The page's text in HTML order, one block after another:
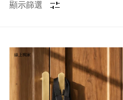
顯示篩選
線上獨家